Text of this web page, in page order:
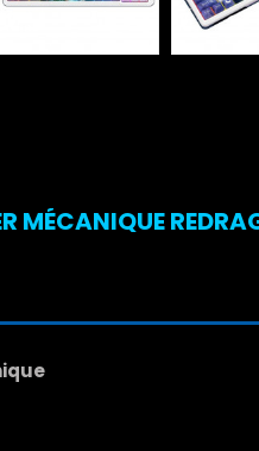
MÉCANIQUE